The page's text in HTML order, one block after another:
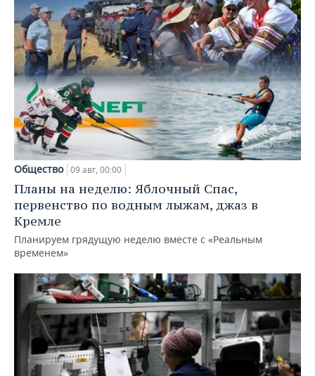
Общество 09 авг, 00:00
Планы на неделю: Яблочный Спас,
первенство по водным лыжам, джаз в
Кремле
Планируем грядущую неделю вместе с «Реальным
временем»